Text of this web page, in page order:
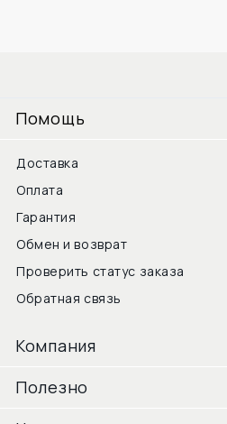
Помощь
Доставка
Оплата
Гарантия
Обмен и возврат
Проверить статус заказа
Обратная связь
Компания
Полезно